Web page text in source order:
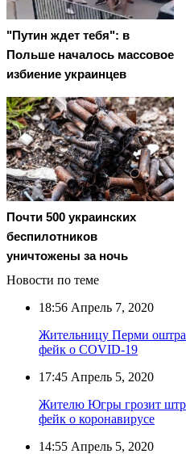
"Путин ждет тебя": в
Польше началось массовое
избиение украинцев
Почти 500 украинских
беспилотников
уничтожены за ночь
Новости по теме
18:56 Апрель 7, 2020
Жительницу Перми
фейк о COVID-19
17:45 Апрель 5, 2020
Жителю Югры грозит
фейк о коронавирусе
14:55 Апрель 5, 2020